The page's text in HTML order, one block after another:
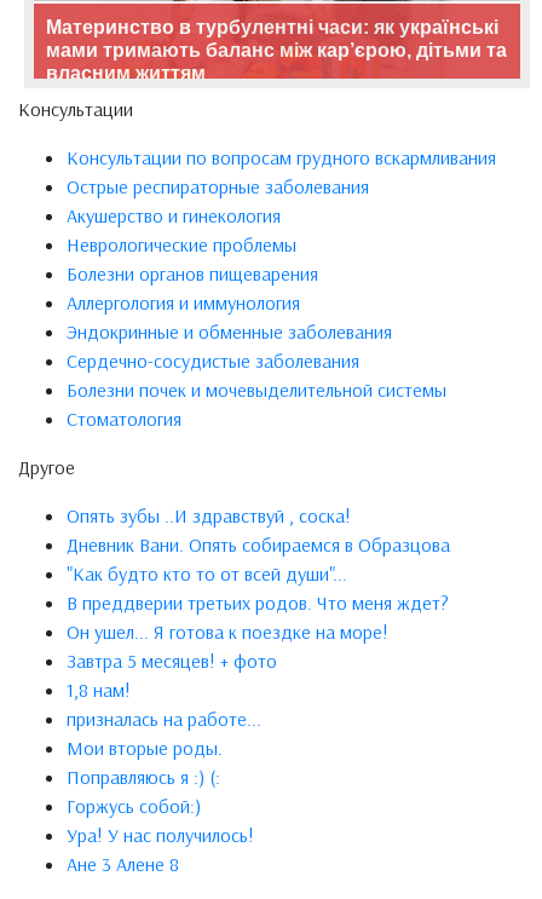
Материнство в турбулентні часи: як українські
мами тримають баланс між кар’єрою, дітьми та
власним життям
Консультации
Консультации по вопросам грудного вскармливания
Острые респираторные заболевания
Акушерство и гинекология
Неврологические проблемы
Болезни органов пищеварения
Аллергология и иммунология
Эндокринные и обменные заболевания
Сердечно-сосудистые заболевания
Болезни почек и мочевыделительной системы
Стоматология
Другое
Опять зубы ..И здравствуй , соска!
Дневник Вани. Опять собираемся в Образцова
"Как будто кто то от всей души"...
В преддверии третьих родов. Что меня ждет?
Он ушел... Я готова к поездке на море!
Завтра 5 месяцев! + фото
1,8 нам!
призналась на работе...
Мои вторые роды.
Поправляюсь я :) (:
Горжусь собой:)
Ура! У нас получилось!
Ане 3 Алене 8